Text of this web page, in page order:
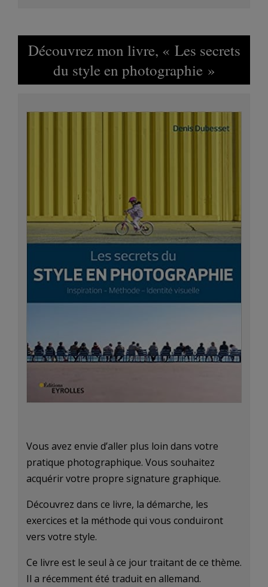
Découvrez mon livre, « Les secrets
du style en photographie »
Vous avez envie d’aller plus loin dans votre
pratique photographique. Vous souhaitez
acquérir votre propre signature graphique.
Découvrez dans ce livre, la démarche, les
exercices et la méthode qui vous conduiront
vers votre style.
Ce livre est le seul à ce jour traitant de ce thème.
Il a récemment été traduit en allemand.